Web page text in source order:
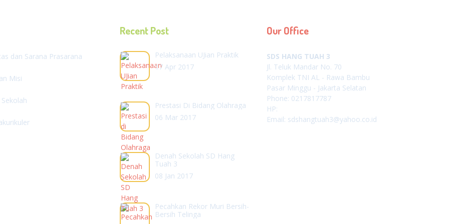
dan Sarana Prasarana
Misi
Recent Post
Pelaksanaan UJian Praktik
17 Apr 2017
Prestasi Di Bidang Olahraga
06 Mar 2017
Denah Sekolah SD Hang
Tuah 3
08 Jan 2017
Pecahkan Rekor Muri Bersih-
Bersih Telinga
Our Office
SDS HANG TUAH 3
Jl. Teluk Mandar No. 70
Komplek TNI AL - Rawa Bambu
Pasar Minggu - Jakarta Selatan
Phone: 0217817787
HP:
Email: sdshangtuah3@yahoo.co.id